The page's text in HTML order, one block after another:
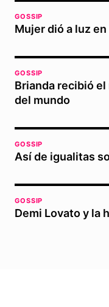
GOSSIP
Mujer dió a luz
GOSSIP
Brianda recibió
del mundo
GOSSIP
Así de igualitas
GOSSIP
Demi Lovato y la